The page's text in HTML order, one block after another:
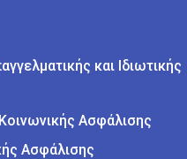
και Ιδιωτικής
Ασφάλισης
Ασφάλισης